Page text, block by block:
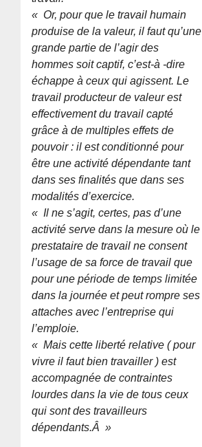
« Or, pour que le travail humain
produise de la valeur, il faut qu’une
grande partie de l’agir des
hommes soit captif, c’est-à -dire
échappe à ceux qui agissent. Le
travail producteur de valeur est
effectivement du travail capté
grâce à de multiples effets de
pouvoir : il est conditionné pour
être une activité dépendante tant
dans ses finalités que dans ses
modalités d’exercice.
« Il ne s’agit, certes, pas d’une
activité serve dans la mesure où le
prestataire de travail ne consent
l’usage de sa force de travail que
pour une période de temps limitée
dans la journée et peut rompre ses
attaches avec l’entreprise qui
l’emploie.
« Mais cette liberté relative ( pour
vivre il faut bien travailler ) est
accompagnée de contraintes
lourdes dans la vie de tous ceux
qui sont des travailleurs
dépendants.Â »